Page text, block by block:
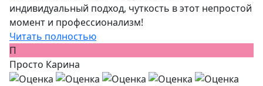
индивидуальный подход, чуткость в этот непростой
момент и профессионализм!
Читать полностью
П
Просто Карина